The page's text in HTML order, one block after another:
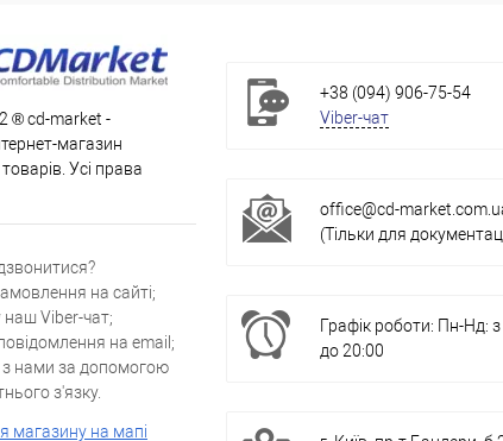
® cd-market -
магазин
Усі права
на сайті;
наш Viber-чат;
на email;
з нами за допомогою
з'язку.
магазину на мапі
+38 (094) 906-75-54
Viber-чат
office@cd-
(Тільки для
Графік роботи: Пн-Нд:
до 20:00